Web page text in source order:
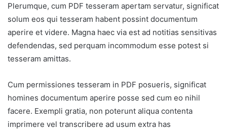
Plerumque, cum PDF tesseram apertam servatur, significat
solum eos qui tesseram habent possint documentum
aperire et videre. Magna haec via est ad notitias sensitivas
defendendas, sed perquam incommodum esse potest si
tesseram amittas.
Cum permissiones tesseram in PDF posueris, significat
homines documentum aperire posse sed cum eo nihil
facere. Exempli gratia, non poterunt aliqua contenta
imprimere vel transcribere ad usum extra has